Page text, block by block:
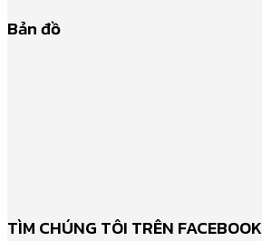
Bản đồ
TÌM CHÚNG TÔI TRÊN FACEBOOK